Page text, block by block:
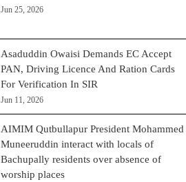
Jun 25, 2026
Asaduddin Owaisi Demands EC Accept
PAN, Driving Licence And Ration Cards
For Verification In SIR
Jun 11, 2026
AIMIM Qutbullapur President Mohammed
Muneeruddin interact with locals of
Bachupally residents over absence of
worship places